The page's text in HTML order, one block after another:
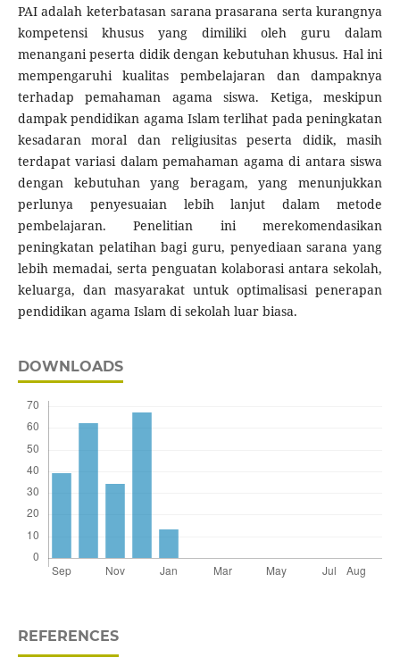
PAI adalah keterbatasan sarana prasarana serta kurangnya
kompetensi khusus yang dimiliki oleh guru dalam
menangani peserta didik dengan kebutuhan khusus. Hal ini
mempengaruhi kualitas pembelajaran dan dampaknya
terhadap pemahaman agama siswa. Ketiga, meskipun
dampak pendidikan agama Islam terlihat pada peningkatan
kesadaran moral dan religiusitas peserta didik, masih
terdapat variasi dalam pemahaman agama di antara siswa
dengan kebutuhan yang beragam, yang menunjukkan
perlunya penyesuaian lebih lanjut dalam metode
pembelajaran. Penelitian ini merekomendasikan
peningkatan pelatihan bagi guru, penyediaan sarana yang
lebih memadai, serta penguatan kolaborasi antara sekolah,
keluarga, dan masyarakat untuk optimalisasi penerapan
pendidikan agama Islam di sekolah luar biasa.
DOWNLOADS
REFERENCES